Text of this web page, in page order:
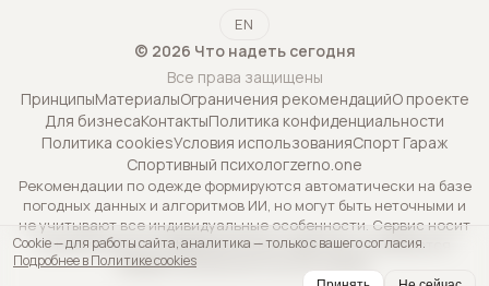
EN
© 2026 Что надеть сегодня
Все права защищены
ПринципыМатериалыОграничения рекомендацийО проекте
Для бизнесаКонтактыПолитика конфиденциальности
Политика cookiesУсловия использованияСпорт Гараж
Спортивный психологzerno.one
Рекомендации по одежде формируются автоматически на базе
погодных данных и алгоритмов ИИ, но могут быть неточными и
не учитывают все индивидуальные особенности. Сервис носит
исключительно информационный характер и не является
профессиональной консультацией.
Cookie — для работы сайта, аналитика — только с вашего согласия.
Подробнее в Политике cookies